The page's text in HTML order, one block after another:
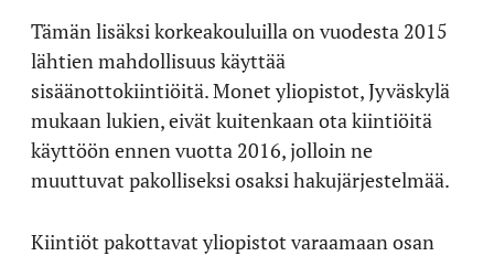
Tämän lisäksi korkeakouluilla on vuodesta 2015
lähtien mahdollisuus käyttää
sisäänottokiintiöitä. Monet yliopistot, Jyväskylä
mukaan lukien, eivät kuitenkaan ota kiintiöitä
käyttöön ennen vuotta 2016, jolloin ne
muuttuvat pakolliseksi osaksi hakujärjestelmää.
Kiintiöt pakottavat yliopistot varaamaan osan